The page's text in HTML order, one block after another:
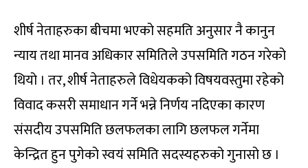
शीर्ष नेताहरुका बीचमा भएको सहमति अनुसार नै कानुन
न्याय तथा मानव अधिकार समितिले उपसमिति गठन गरेको
थियो । तर, शीर्ष नेताहरुले विधेयकको विषयवस्तुमा रहेको
विवाद कसरी समाधान गर्ने भन्ने निर्णय नदिएका कारण
संसदीय उपसमिति छलफलका लागि छलफल गर्नेमा
केन्द्रित हुन पुगेको स्वयं समिति सदस्यहरुको गुनासो छ ।